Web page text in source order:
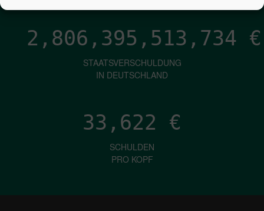
2,806,395,514,580 €
STAATSVERSCHULDUNG
IN DEUTSCHLAND
33,622 €
SCHULDEN
PRO KOPF